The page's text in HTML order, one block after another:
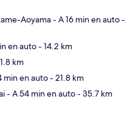
Aoyama- A 16 min en auto-
en auto- 14.2 km
km
min en auto- 21.8 km
- A 54 min en auto- 35.7 km